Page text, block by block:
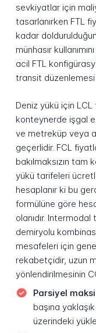
sevkiyatlar için
tasarlanırken FTL
kadar
münhasır
acil FTL
transit
Deniz yükü için LCL
konteynerde işgal
ve metreküp veya
geçerlidir. FCL
bakılmaksızın
yükü tarifeleri
hesaplanır ki bu
formülüne göre
olanıdır.
demiryolu
mesafeleri için
rekabetçidir, uzun
yönlendirilmesinin
Parsiyel
başına
üzerindeki